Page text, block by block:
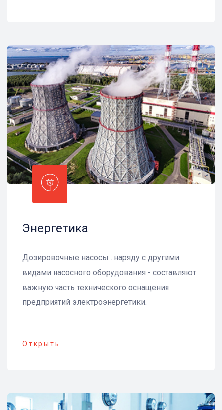
Энергетика
Дозировочные насосы , наряду с другими
видами насосного оборудования - составляют
важную часть технического оснащения
предприятий электроэнергетики.
Открыть